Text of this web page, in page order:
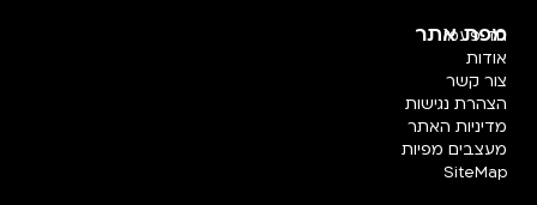
מפת אתר
חד פעמי
אודות
צור קשר
הצהרת נגישות
מדיניות האתר
מעצבים מפיות
SiteMap